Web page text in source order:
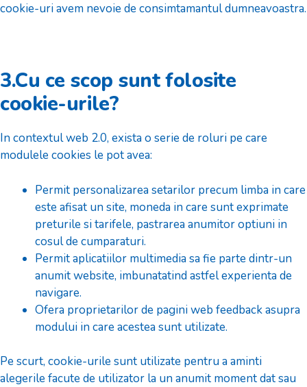
cookie-uri avem nevoie de consimtamantul dumneavoastra.
3.Cu ce scop sunt folosite
cookie-urile?
In contextul web 2.0, exista o serie de roluri pe care
modulele cookies le pot avea:
Permit personalizarea setarilor precum limba in care
este afisat un site, moneda in care sunt exprimate
preturile si tarifele, pastrarea anumitor optiuni in
cosul de cumparaturi.
Permit aplicatiilor multimedia sa fie parte dintr-un
anumit website, imbunatatind astfel experienta de
navigare.
Ofera proprietarilor de pagini web feedback asupra
modului in care acestea sunt utilizate.
Pe scurt, cookie-urile sunt utilizate pentru a aminti
alegerile facute de utilizator la un anumit moment dat sau